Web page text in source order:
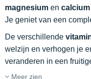
magnesium en calcium
Je geniet van een
De verschillende
welzijn en verhogen je
veranderen in een
Meer zien